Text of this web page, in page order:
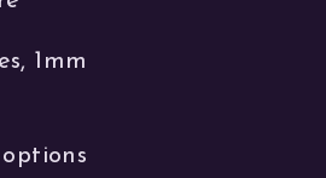
1mm